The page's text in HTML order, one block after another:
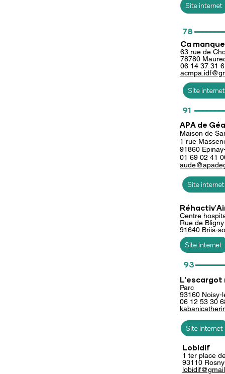
Site internet
78
Ca
63 rue de
78780
06 14 37 31
acmpa.idf
Site internet
91
APA de
Maison de
1 rue
91860
01 69 02 41
Site internet
Centre
Rue de Bligny
91640 Briis-
Site internet
93
L'escargot
Parc
93160 Noisy-
06 12 53 30
kab
Site internet
Lobidif
1 ter place
93110